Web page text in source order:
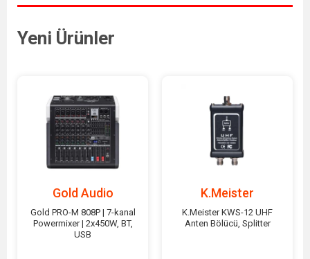
Yeni Ürünler
Gold Audio
Gold PRO-M 808P | 7-kanal
Powermixer | 2x450W, BT,
USB
K.Meister
K.Meister KWS-12 UHF
Anten Bölücü, Splitter